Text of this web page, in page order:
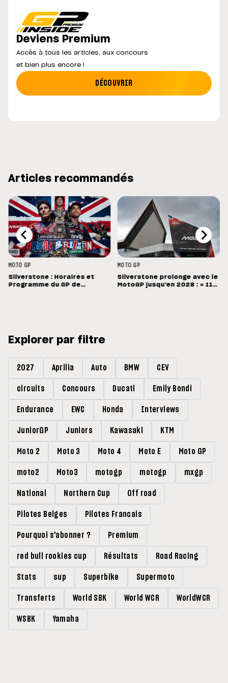
Deviens Premium
Accès à tous les articles, aux concours
et bien plus encore !
DÉCOUVRIR
Articles recommandés
MOTO GP
Silverstone : Horaires et
Programme du GP de
MOTO GP
Silverstone prolonge avec le
MotoGP jusqu'en 2028 : « 11
Explorer par filtre
2027 Aprilia Auto BMW CEV
circuits Concours Ducati Emily Bondi
Endurance EWC Honda Interviews
JuniorGP Juniors Kawasaki KTM
Moto 2 Moto 3 Moto 4 Moto E Moto GP
moto2 Moto3 motogp motogp mxgp
National Northern Cup Off road
Pilotes Belges Pilotes Francais
Pourquoi s'abonner ? Premium
red bull rookies cup Résultats Road Racing
Stats sup Superbike Supermoto
Transferts World SBK World WCR WorldWCR
WSBK Yamaha